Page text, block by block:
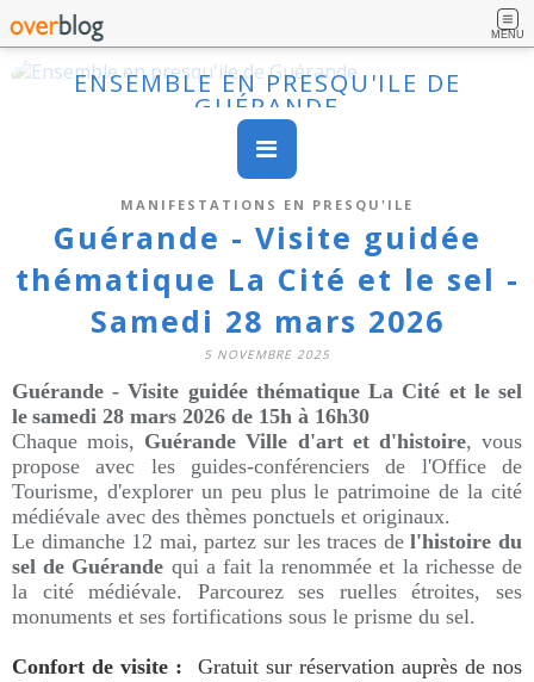
MENU
ENSEMBLE EN PRESQU'ILE DE
GUÉRANDE
MANIFESTATIONS EN PRESQU'ILE
Guérande - Visite guidée
thématique La Cité et le sel -
Samedi 28 mars 2026
5 NOVEMBRE 2025
Guérande - Visite guidée thématique La Cité et le sel
le samedi 28 mars 2026 de 15h à 16h30
Chaque mois, Guérande Ville d'art et d'histoire, vous
propose avec les guides-conférenciers de l'Office de
Tourisme, d'explorer un peu plus le patrimoine de la cité
médiévale avec des thèmes ponctuels et originaux.
Le dimanche 12 mai, partez sur les traces del'histoire du
sel de Guérande qui a fait la renommée et la richesse de
la cité médiévale. Parcourez ses ruelles étroites, ses
monuments et ses fortifications sous le prisme du sel.
Confort de visite : Gratuit sur réservation auprès de nos